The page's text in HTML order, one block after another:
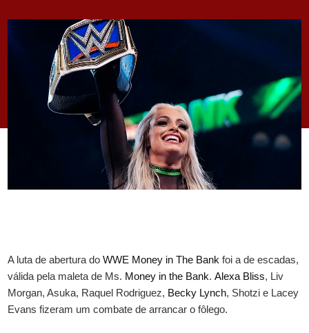
A luta de abertura do WWE Money in The Bank foi a de escadas,
válida pela maleta de Ms. Money in the Bank. Alexa Bliss, Liv
Morgan, Asuka, Raquel Rodriguez, Becky Lynch, Shotzi e Lacey
Evans fizeram um combate de arrancar o fôlego.